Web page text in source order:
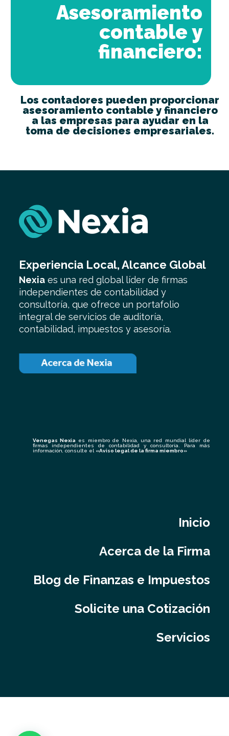
Asesoramiento
contable y
financiero:
Los contadores pueden proporcionar
asesoramiento contable y financiero
a las empresas para ayudar en la
toma de decisiones empresariales.
Experiencia Local, Alcance Global
Nexia es una red global líder de firmas
independientes de contabilidad y
consultoría, que ofrece un portafolio
integral de servicios de auditoría,
contabilidad, impuestos y asesoría.
Venegas Nexia es miembro de Nexia, una red mundial líder de
firmas independientes de contabilidad y consultoría. Para más
información, consulte el «Aviso legal de la firma miembro»
Inicio
Acerca de la Firma
Blog de Finanzas e Impuestos
Solicite una Cotización
Servicios